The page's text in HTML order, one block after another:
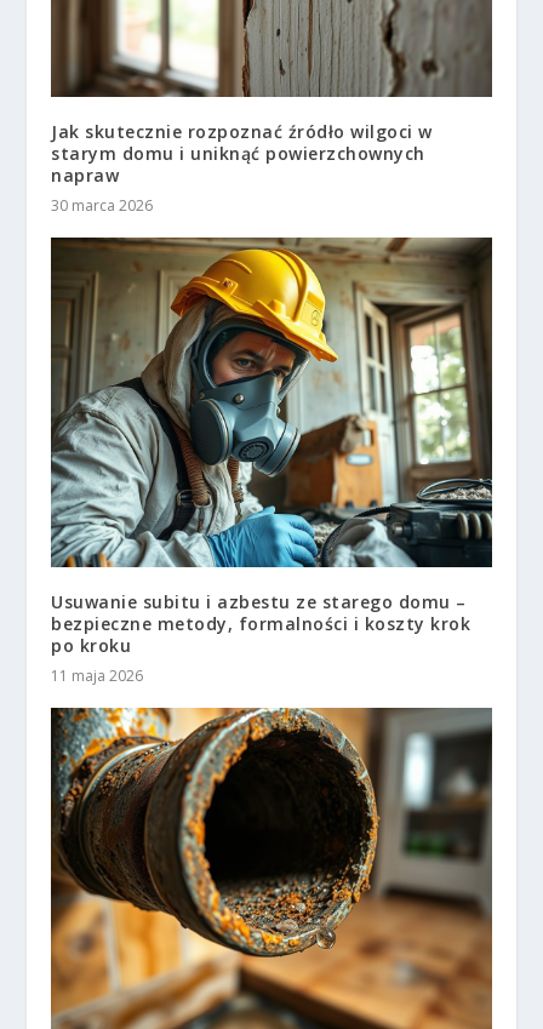
Jak skutecznie rozpoznać źródło wilgoci w
starym domu i uniknąć powierzchownych
napraw
30 marca 2026
Usuwanie subitu i azbestu ze starego domu –
bezpieczne metody, formalności i koszty krok
po kroku
11 maja 2026